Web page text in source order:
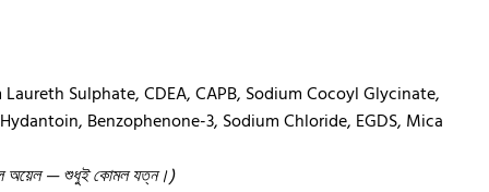
Sulphate, CDEA, CAPB, Sodium Cocoyl Glycinate,
Benzophenone-3, Sodium Chloride, EGDS, Mica
অয়েল — শুধুই কোমল যত্ন।)